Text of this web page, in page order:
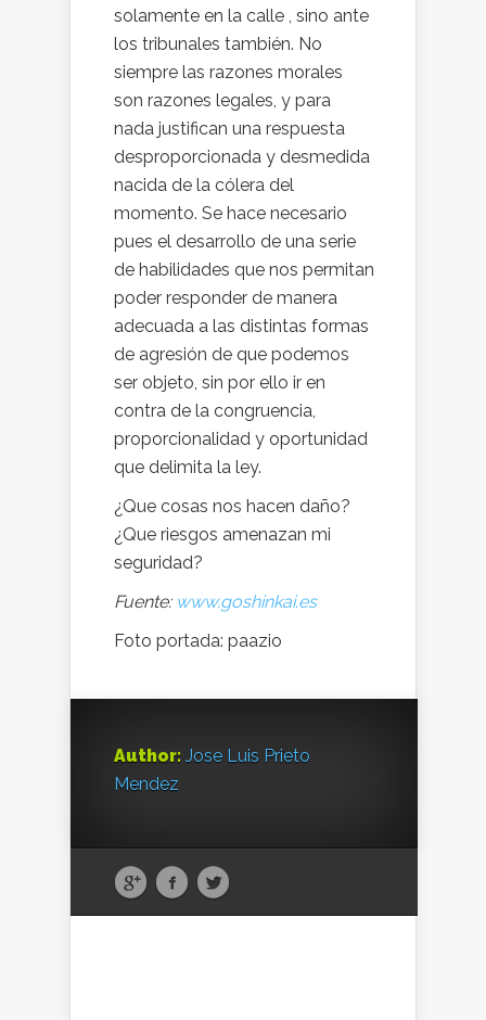
solamente en la calle , sino ante
los tribunales también. No
siempre las razones morales
son razones legales, y para
nada justifican una respuesta
desproporcionada y desmedida
nacida de la cólera del
momento. Se hace necesario
pues el desarrollo de una serie
de habilidades que nos permitan
poder responder de manera
adecuada a las distintas formas
de agresión de que podemos
ser objeto, sin por ello ir en
contra de la congruencia,
proporcionalidad y oportunidad
que delimita la ley.
¿Que cosas nos hacen daño?
¿Que riesgos amenazan mi
seguridad?
Fuente: www.goshinkai.es
Foto portada: paazio
Author: Jose Luis Prieto
Mendez